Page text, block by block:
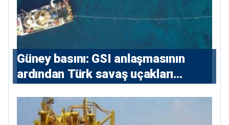
Güney basını: ⁠GSI anlaşmasının
ardından Türk savaş uçakları